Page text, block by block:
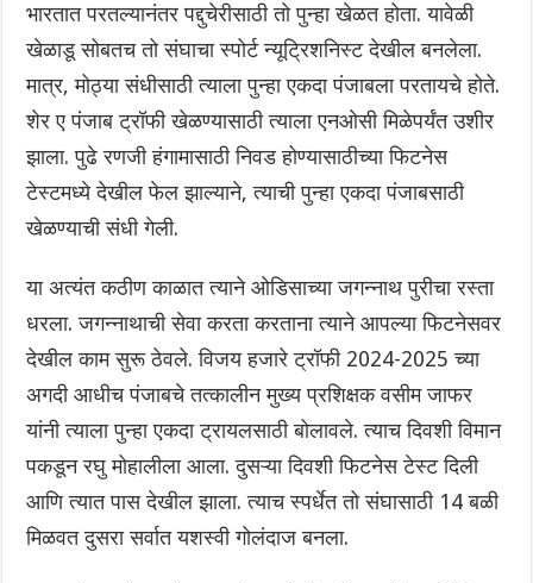
भारतात परतल्यानंतर पद्दुचेरीसाठी तो पुन्हा खेळत होता. यावेळी
खेळाडू सोबतच तो संघाचा स्पोर्ट न्यूट्रिशनिस्ट देखील बनलेला.
मात्र, मोठ्या संधीसाठी त्याला पुन्हा एकदा पंजाबला परतायचे होते.
शेर ए पंजाब ट्रॉफी खेळण्यासाठी त्याला एनओसी मिळेपर्यंत उशीर
झाला. पुढे रणजी हंगामासाठी निवड होण्यासाठीच्या फिटनेस
टेस्टमध्ये देखील फेल झाल्याने, त्याची पुन्हा एकदा पंजाबसाठी
खेळण्याची संधी गेली.
या अत्यंत कठीण काळात त्याने ओडिसाच्या जगन्नाथ पुरीचा रस्ता
धरला. जगन्नाथाची सेवा करता करताना त्याने आपल्या फिटनेसवर
देखील काम सुरू ठेवले. विजय हजारे ट्रॉफी 2024-2025 च्या
अगदी आधीच पंजाबचे तत्कालीन मुख्य प्रशिक्षक वसीम जाफर
यांनी त्याला पुन्हा एकदा ट्रायलसाठी बोलावले. त्याच दिवशी विमान
पकडून रघु मोहालीला आला. दुसऱ्या दिवशी फिटनेस टेस्ट दिली
आणि त्यात पास देखील झाला. त्याच स्पर्धेत तो संघासाठी 14 बळी
मिळवत दुसरा सर्वात यशस्वी गोलंदाज बनला.